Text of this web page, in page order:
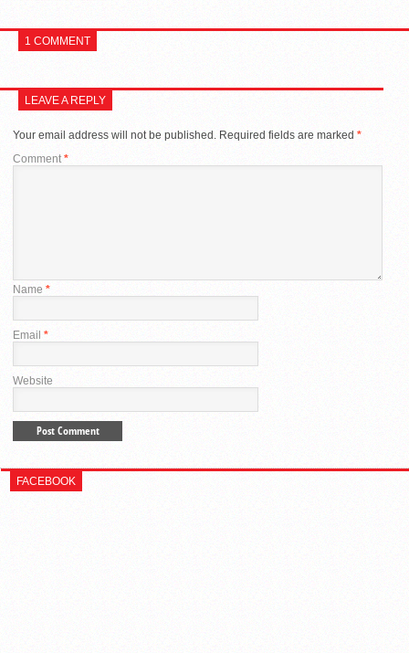
1 COMMENT
LEAVE A REPLY
Your email address will not be published. Required fields are marked *
Comment*
Name *
Email *
Website
FACEBOOK